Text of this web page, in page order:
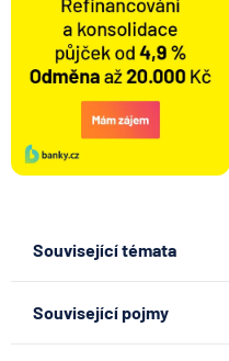
Související témata
Související pojmy